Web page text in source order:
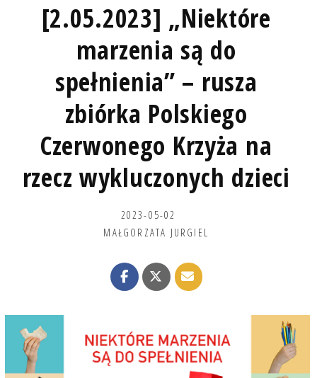
[2.05.2023] „Niektóre
marzenia są do
spełnienia” – rusza
zbiórka Polskiego
Czerwonego Krzyża na
rzecz wykluczonych dzieci
2023-05-02
MAŁGORZATA JURGIEL